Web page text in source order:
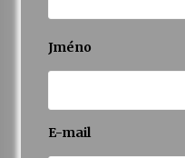
Jméno
E-mail